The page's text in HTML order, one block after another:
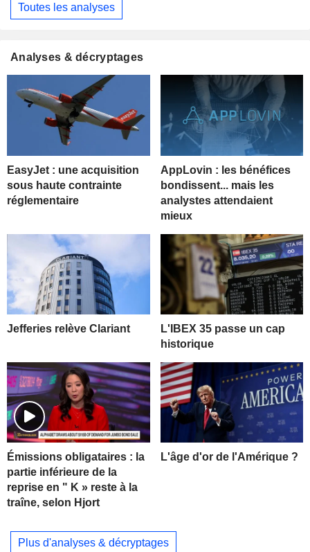
Toutes les analyses
Analyses & décryptages
EasyJet : une acquisition
sous haute contrainte
réglementaire
AppLovin : les bénéfices
bondissent... mais les
analystes attendaient
mieux
Jefferies relève Clariant
L'IBEX 35 passe un cap
historique
Émissions obligataires : la
partie inférieure de la
reprise en " K » reste à la
traîne, selon Hjort
L'âge d'or de l'Amérique ?
Plus d'analyses & décryptages